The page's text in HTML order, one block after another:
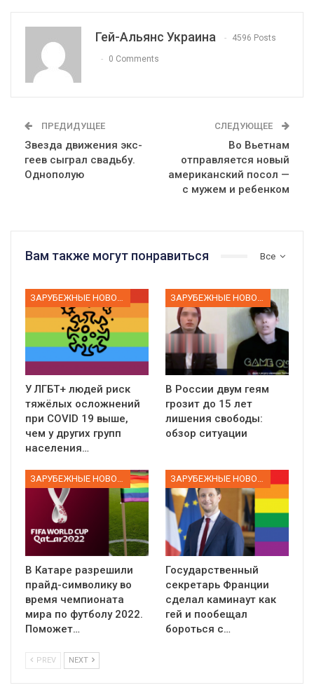
Гей-Альянс Украина 4596 Posts
0 Comments
ПРЕДИДУЩЕЕ
Звезда движения экс-
геев сыграл свадьбу.
Однополую
СЛЕДУЮЩЕЕ
Во Вьетнам
отправляется новый
американский посол —
с мужем и ребенком
Все
Вам также могут понравиться
У ЛГБТ+ людей риск
тяжёлых осложнений
при COVID 19 выше,
чем у других групп
населения…
В России двум геям
грозит до 15 лет
лишения свободы:
обзор ситуации
ЗАРУБЕЖНЫЕ НОВОСТИ
В Катаре разрешили
прайд-символику во
время чемпионата
мира по футболу 2022.
Поможет…
ЗАРУБЕЖНЫЕ НОВОСТИ
Государственный
секретарь Франции
сделал каминаут как
гей и пообещал
бороться с…
PREV NEXT